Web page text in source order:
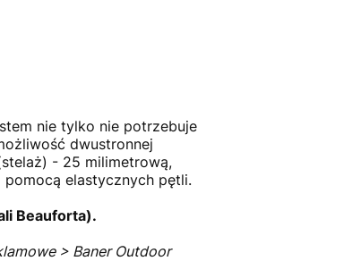
nie tylko nie potrzebuje
dwustronnej
- 25 milimetrową,
elastycznych pętli.
Beauforta).
> Baner Outdoor